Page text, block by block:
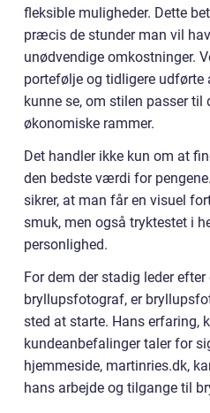
fleksible muligheder. Dette
præcis de stunder man vil
unødvendige omkostninger.
portefølje og tidligere
kunne se, om stilen passer til
økonomiske rammer.
Det handler ikke kun om at
den bedste værdi for
sikrer, at man får en visuel
smuk, men også tryktestet i
personlighed.
For dem der stadig leder
bryllupsfotograf, er
sted at starte. Hans erfaring,
kundeanbefalinger taler for
hjemmeside, martinries.dk,
hans arbejde og tilgange til